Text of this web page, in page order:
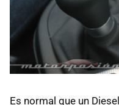
Es normal que un